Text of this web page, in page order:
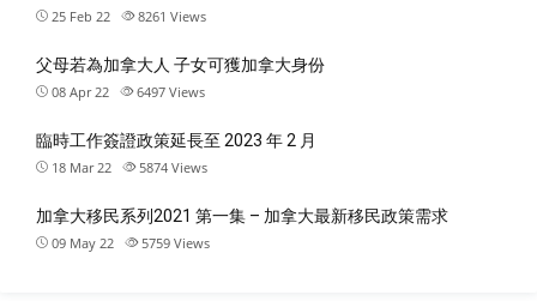
25 Feb 22 8261 Views
父母若為加拿大人 子女可獲加拿大身份
08 Apr 22 6497 Views
臨時工作簽證政策延長至 2023 年 2 月
18 Mar 22 5874 Views
加拿大移民系列2021 第一集 – 加拿大最新移民政策需求
09 May 22 5759 Views